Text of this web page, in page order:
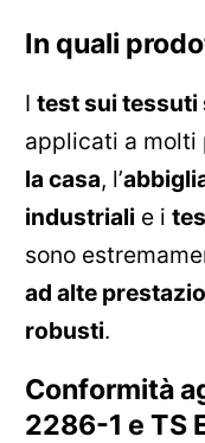
In quali
Itest sui tessuti
applicati a
la casa, l’
industriali e i
sono
ad alte
robusti.
Conformità
2286-1 e TS